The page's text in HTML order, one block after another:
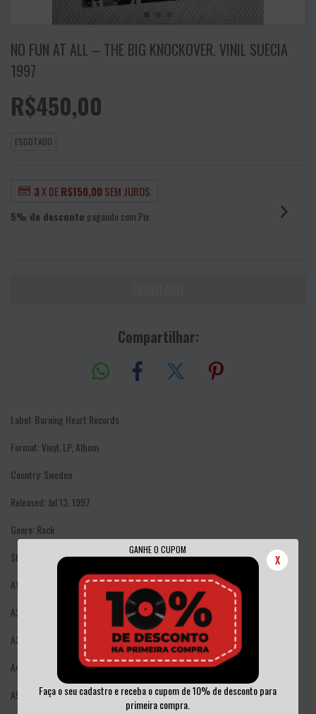
GANHE O CUPOM
X
Faça o seu cadastro e receba o cupom de 10% de desconto para
primeira compra.
NO FUN AT ALL – THE BIG KNOCKOVER. VINIL SUECIA
1997
R$450,00
ESGOTADO
3X DER$150,00SEM JUROS
5% de desconto pagando com Pix
Compartilhar:
Label: Burning Heart Records
Format: Vinyl, LP, Album
Country: Sweden
Released: Jul 13, 1997
Genre: Rock
Style: Punk
A1
Catch Me Running Round
A2
A3
Should Have Known
A4
Lose Another Friend
A5
When The Time Comes